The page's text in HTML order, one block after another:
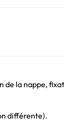
de la nappe,
différente).